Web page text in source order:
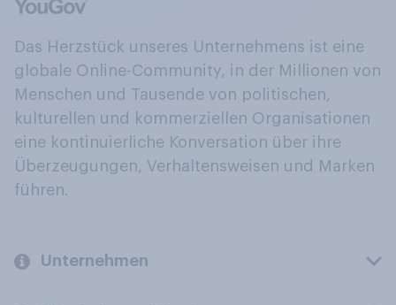
Das Herzstück unseres Unternehmens ist eine
globale Online-Community, in der Millionen von
Menschen und Tausende von politischen,
kulturellen und kommerziellen Organisationen
eine kontinuierliche Konversation über ihre
Überzeugungen, Verhaltensweisen und Marken
führen.
Unternehmen